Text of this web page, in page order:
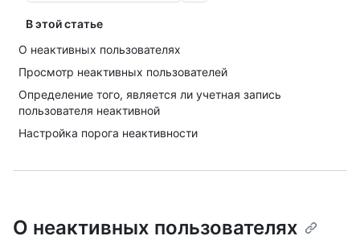
В этой статье
О неактивных пользователях
Просмотр неактивных пользователей
Определение того, является ли учетная запись
пользователя неактивной
Настройка порога неактивности
О неактивных пользователях